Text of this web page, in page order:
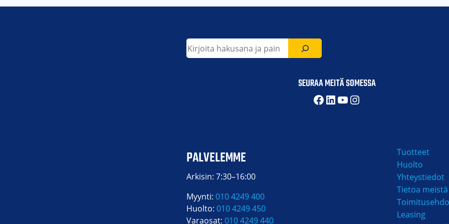
SEURAA MEITÄ SOMESSA
Facebook
LinkedIn
YouTube
Instagram
PALVELEMME
Arkisin: 7:30–16:00
Myynti: 010 4249 400
Huolto: 010 4249 450
Varaosat: 010 4249 440
Tuotteet
Huolto
Yhteystiedot
Tietoa meistä
Leasing